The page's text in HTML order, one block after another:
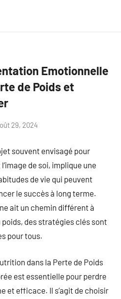
Emotionnelle
de Poids et
29, 2024
souvent envisagé pour
de soi, implique une
de vie qui peuvent
le succès à long terme.
ait un chemin différent à
des stratégies clés sont
pour tous.
dans la Perte de Poids
est essentielle pour perdre
et efficace. Il s’agit de choisir